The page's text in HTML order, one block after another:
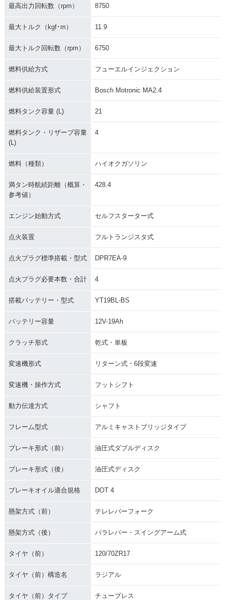
最高出力回転数（rpm） 8750
最大トルク（kgf･m） 11.9
最大トルク回転数（rpm） 6750
燃料供給方式 フューエルインジェクション
燃料供給装置形式 Bosch Motronic MA2.4
燃料タンク容量 (L) 21
燃料タンク・リザーブ容量
(L)
4
燃料（種類） ハイオクガソリン
満タン時航続距離（概算・
参考値）
428.4
エンジン始動方式 セルフスターター式
点火装置 フルトランジスタ式
点火プラグ標準搭載・型式 DPR7EA-9
点火プラグ必要本数・合計 4
搭載バッテリー・型式 YT19BL-BS
バッテリー容量 12V-19Ah
クラッチ形式 乾式・単板
変速機形式 リターン式・6段変速
変速機・操作方式 フットシフト
動力伝達方式 シャフト
フレーム型式 アルミキャストブリッジタイプ
ブレーキ形式（前） 油圧式ダブルディスク
ブレーキ形式（後） 油圧式ディスク
ブレーキオイル適合規格 DOT 4
懸架方式（前） テレレバーフォーク
懸架方式（後） パラレバー・スイングアーム式
タイヤ（前） 120/70ZR17
タイヤ（前）構造名 ラジアル
タイヤ（前）タイプ チューブレス